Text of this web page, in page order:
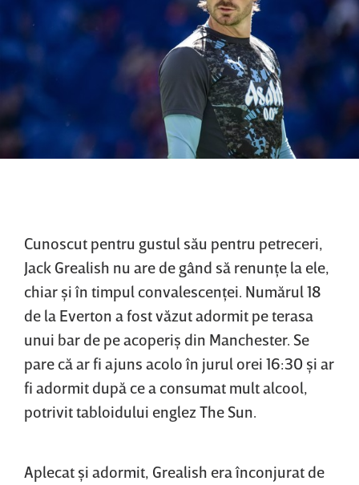
Cunoscut pentru gustul său pentru petreceri,
Jack Grealish nu are de gând să renunţe la ele,
chiar şi în timpul convalescenţei. Numărul 18
de la Everton a fost văzut adormit pe terasa
unui bar de pe acoperiş din Manchester. Se
pare că ar fi ajuns acolo în jurul orei 16:30 şi ar
fi adormit după ce a consumat mult alcool,
potrivit tabloidului englez The Sun.
Aplecat şi adormit, Grealish era înconjurat de